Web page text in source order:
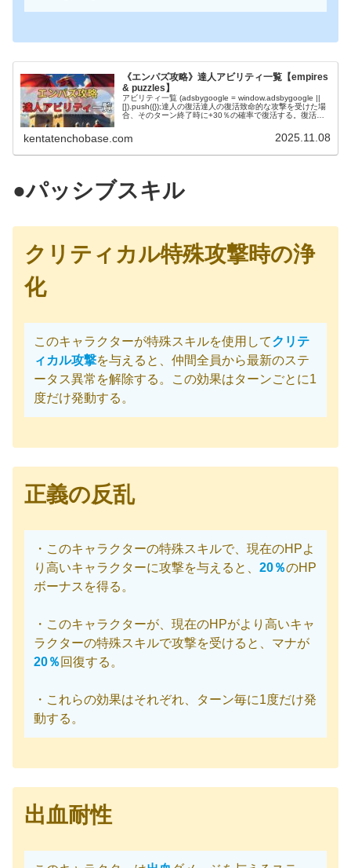
《エンパズ攻略》達人アビリティ一覧【empires
& puzzles】
アビリティ一覧 (adsbygoogle = window.adsbygoogle ||
[]).push({});達人の復活達人の復活致命的な攻撃を受けた場
合、そのターン終了時に+30％の確率で復活する。復活し
kentatenchobase.com 2025.11.08
●パッシブスキル
クリティカル特殊攻撃時の浄
化
このキャラクターが特殊スキルを使用してクリテ
ィカル攻撃を与えると、仲間全員から最新のステ
ータス異常を解除する。この効果はターンごとに1
度だけ発動する。
正義の反乱
・このキャラクターの特殊スキルで、現在のHPよ
り高いキャラクターに攻撃を与えると、 20％のHP
ボーナスを得る。
・このキャラクターが、現在のHPがより高いキャ
ラクターの特殊スキルで攻撃を受けると、マナが
20％ 回復する。
・これらの効果はそれぞれ、ターン毎に1度だけ発
動する。
出血耐性